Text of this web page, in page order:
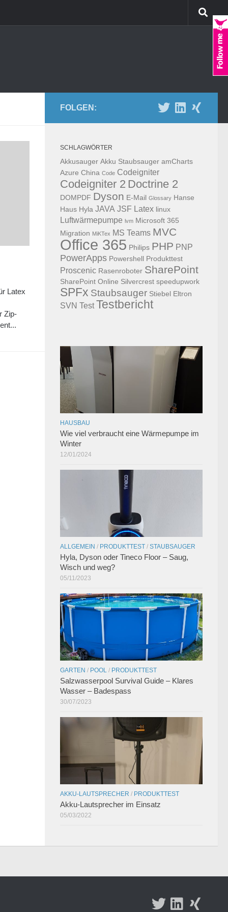
Latex
Zip-
FOLGEN:
SCHLAGWÖRTER
Akkusauger Akku Staubsauger amCharts
Azure China Code Codeigniter
Codeigniter 2 Doctrine 2
DOMPDF Dyson E-Mail Glossary Hanse
Haus Hyla JAVA JSF Latex linux
Luftwärmepumpe lvm Microsoft 365
Migration MiKTex MS Teams MVC
Office 365 Philips PHP PNP
PowerApps Powershell Produkttest
Proscenic Rasenroboter SharePoint
SharePoint Online Silvercrest speedupwork
SPFx Staubsauger Stiebel Eltron
SVN Test Testbericht
HAUSBAU
Wie viel verbraucht eine Wärmepumpe im
Winter
12/01/2024
ALLGEMEIN / PRODUKTTEST / STAUBSAUGER
Hyla, Dyson oder Tineco Floor – Saug,
Wisch und weg?
05/11/2023
GARTEN / POOL / PRODUKTTEST
Salzwasserpool Survival Guide – Klares
Wasser – Badespass
30/07/2023
AKKU-LAUTSPRECHER / PRODUKTTEST
Akku-Lautsprecher im Einsatz
05/03/2022